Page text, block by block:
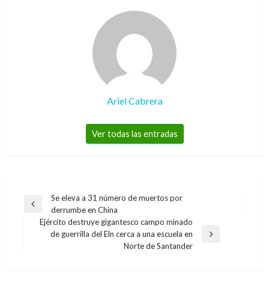
Ariel Cabrera
Ver todas las entradas
Navegación
entradas
Entrada
anterior
Se eleva a 31 número de muertos por
derrumbe en China
Entrada
Ejército destruye gigantesco campo minado
de guerrilla del Eln cerca a una escuela en
Norte de Santander